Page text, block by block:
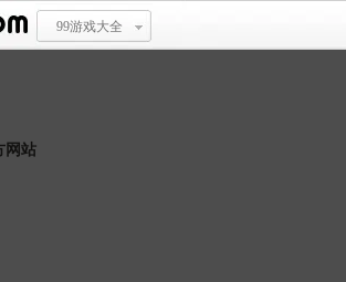
99游戏大全